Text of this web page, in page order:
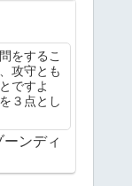
をするこ
攻守とも
ですよ
３点とし
ンディ